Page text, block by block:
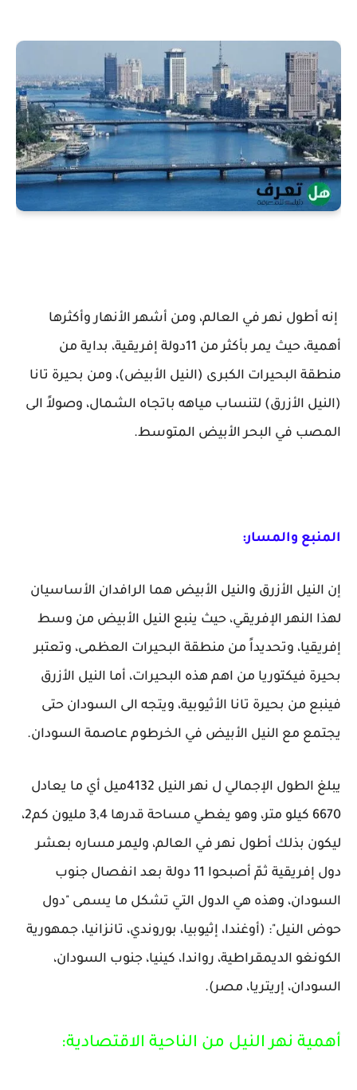
إنه أطول نهر في العالم، ومن أشهر الأنهار وأكثرها
أهمية، حيث يمر بأكثر من 11دولة إفريقية، بداية من
منطقة البحيرات الكبرى (النيل الأبيض)، ومن بحيرة تانا
(النيل الأزرق) لتنساب مياهه باتجاه الشمال، وصولاً الى
المصب في البحر الأبيض المتوسط.
المنبع والمسار:
إن النيل الأزرق والنيل الأبيض هما الرافدان الأساسيان
لهذا النهر الإفريقي، حيث ينبع النيل الأبيض من وسط
إفريقيا، وتحديداً من منطقة البحيرات العظمى، وتعتبر
بحيرة فيكتوريا من اهم هذه البحيرات، أما النيل الأزرق
فينبع من بحيرة تانا الأثيوبية، ويتجه الى السودان حتى
يجتمع مع النيل الأبيض في الخرطوم عاصمة السودان.
يبلغ الطول الإجمالي ل نهر النيل 4132ميل أي ما يعادل
6670 كيلو متر، وهو يغطي مساحة قدرها 3,4 مليون كم2،
ليكون بذلك أطول نهر في العالم، وليمر مساره بعشر
دول إفريقية ثمّ أصبحوا 11 دولة بعد انفصال جنوب
السودان، وهذه هي الدول التي تشكل ما يسمى "دول
حوض النيل": (أوغندا، إثيوبيا، بوروندي، تانزانيا، جمهورية
الكونغو الديمقراطية، رواندا، كينيا، جنوب السودان،
السودان، إريتريا، مصر).
أهمية نهر النيل من الناحية الاقتصادية: